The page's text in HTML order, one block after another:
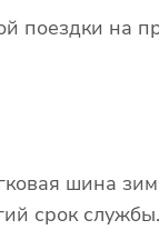
поездки на
шина
срок службы.